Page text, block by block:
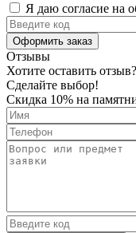
Я даю согласие на
Оформить заказ
Отзывы
Хотите оставить отзыв?
Сделайте выбор!
Скидка 10% на